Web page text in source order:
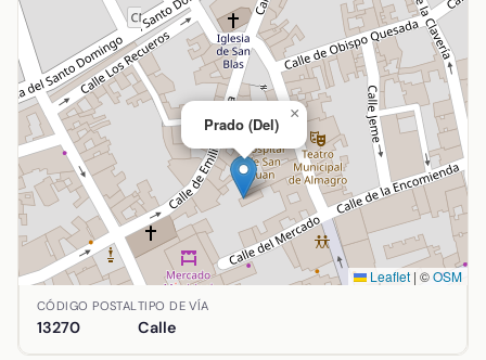
Prado (Del)
×
Leaflet | ©OSM
Ubicación de Prado (Del) en Almagro, Ciudad Real.
CÓDIGO POSTAL
13270
TIPO DE VÍA
Calle